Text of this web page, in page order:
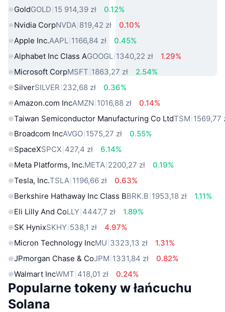
GoldGOLD 15 914,39 zł
0.12%
Nvidia CorpNVDA 819,42 zł
0.10%
Apple Inc.AAPL 1166,84 zł
0.45%
Alphabet Inc Class AGOOGL 1340,22 zł
1.29%
Microsoft CorpMSFT 1863,27 zł
2.54%
SilverSILVER 232,68 zł
0.36%
Amazon.com IncAMZN 1016,88 zł
0.14%
Taiwan Semiconductor Manufacturing Co LtdTSM 1569,77
Broadcom IncAVGO 1575,27 zł
0.55%
SpaceXSPCX 427,4 zł
6.14%
Meta Platforms, Inc.META 2200,27 zł
0.19%
Tesla, Inc.TSLA 1196,66 zł
0.63%
Berkshire Hathaway Inc Class BBRK.B 1953,18 zł
1.11%
Eli Lilly And CoLLY 4447,7 zł
1.89%
SK HynixSKHY 538,1 zł
4.97%
Micron Technology IncMU 3323,13 zł
1.31%
JPmorgan Chase & CoJPM 1331,84 zł
0.82%
Walmart IncWMT 418,01 zł 0.24%
Popularne tokeny w łańcuchu
Solana